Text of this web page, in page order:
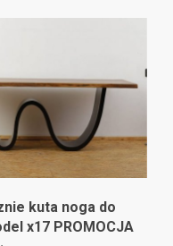
kuta noga do
x17 PROMOCJA